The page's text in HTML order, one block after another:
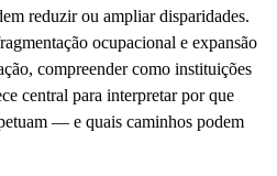
reduzir ou ampliar disparidades.
ocupacional e expansão
compreender como instituições
central para interpretar por que
— e quais caminhos podem